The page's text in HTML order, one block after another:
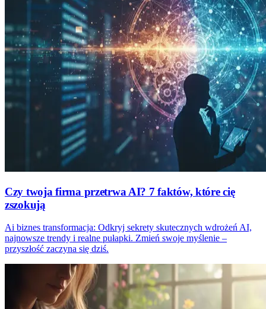
Czy twoja firma przetrwa AI? 7 faktów, które cię
zszokują
Ai biznes transformacja: Odkryj sekrety skutecznych wdrożeń AI,
najnowsze trendy i realne pułapki. Zmień swoje myślenie –
przyszłość zaczyna się dziś.